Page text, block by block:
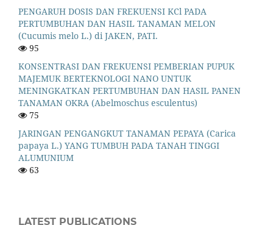
PENGARUH DOSIS DAN FREKUENSI KCl PADA
PERTUMBUHAN DAN HASIL TANAMAN MELON
(Cucumis melo L.) di JAKEN, PATI.
95
KONSENTRASI DAN FREKUENSI PEMBERIAN PUPUK
MAJEMUK BERTEKNOLOGI NANO UNTUK
MENINGKATKAN PERTUMBUHAN DAN HASIL PANEN
TANAMAN OKRA (Abelmoschus esculentus)
75
JARINGAN PENGANGKUT TANAMAN PEPAYA (Carica
papaya L.) YANG TUMBUH PADA TANAH TINGGI
ALUMUNIUM
63
LATEST PUBLICATIONS